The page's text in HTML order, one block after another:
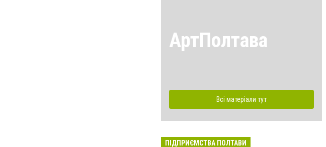
АртПолтава
Всі матеріали тут
ПІДПРИЄМСТВА ПОЛТАВИ